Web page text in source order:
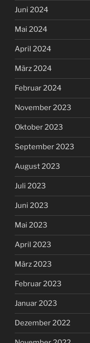
Juni 2024
Mai 2024
April 2024
März 2024
Februar 2024
November 2023
Oktober 2023
September 2023
August 2023
Juli 2023
Juni 2023
Mai 2023
April 2023
März 2023
Februar 2023
Januar 2023
Dezember 2022